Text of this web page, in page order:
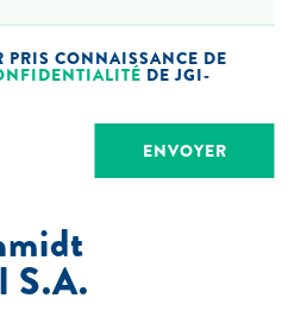
PRIS CONNAISSANCE DE
DE JGI-
S.A.